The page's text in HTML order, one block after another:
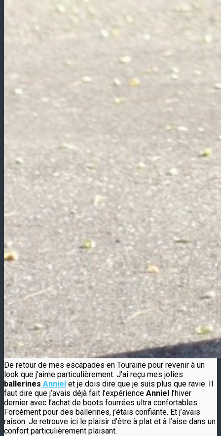
De retour de mes escapades en Touraine pour revenir à un
look que j’aime particulièrement. J’ai reçu mes jolies
ballerines Anniel et je dois dire que je suis plus que ravie. Il
faut dire que j’avais déjà fait l’expérience Anniel l’hiver
dernier avec l’achat de boots fourrées ultra confortables.
Forcément pour des ballerines, j’étais confiante. Et j’avais
raison. Je retrouve ici le plaisir d’être à plat et à l’aise dans un
confort particulièrement plaisant.